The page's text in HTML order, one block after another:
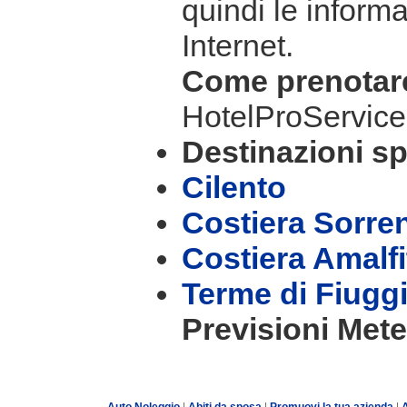
quindi le
Internet.
Come
Destinazioni
Cilento
Costiera
Costiera
Terme di Fiuggi
Previsioni